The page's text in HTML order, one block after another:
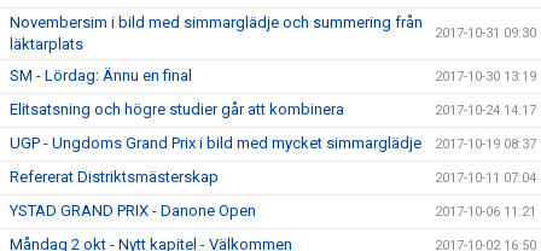
Novembersim i bild med simmarglädje och summering från
läktarplats
2017-10-31 09:30
SM - Lördag: Ännu en final 2017-10-30 13:19
Elitsatsning och högre studier går att kombinera 2017-10-24 14:17
UGP - Ungdoms Grand Prix i bild med mycket simmarglädje 2017-10-19 08:37
Refererat Distriktsmästerskap 2017-10-11 07:04
YSTAD GRAND PRIX - Danone Open 2017-10-06 11:21
Måndag 2 okt - Nytt kapitel - Välkommen 2017-10-02 16:50